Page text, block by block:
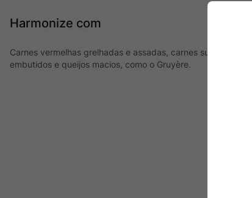
Harmonize com
Carnes vermelhas grelhadas e assadas, carnes suínas,
embutidos e queijos macios, como o Gruyère.